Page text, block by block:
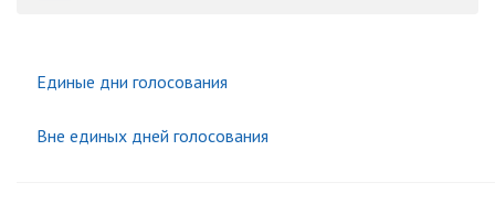
Единые дни голосования
Вне единых дней голосования